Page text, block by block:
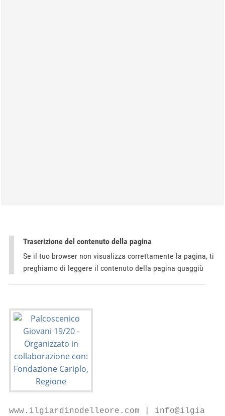
Trascrizione del contenuto della pagina
Se il tuo browser non visualizza correttamente la pagina, ti
preghiamo di leggere il contenuto della pagina quaggiù
www.ilgiardinodelleore.com |